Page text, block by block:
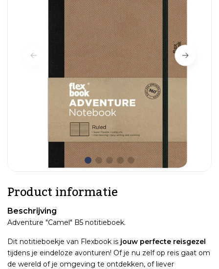
Product informatie
Beschrijving
Adventure "Camel" B5 notitieboek.
Dit notitieboekje van Flexbook is jouw perfecte reisgezel
tijdens je eindeloze avonturen! Of je nu zelf op reis gaat om
de wereld of je omgeving te ontdekken, of liever